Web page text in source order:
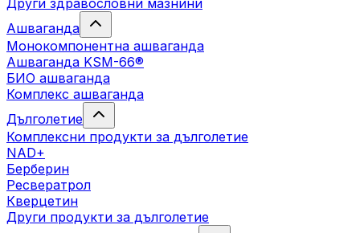
Други здравословни мазнини
Ашваганда
Монокомпонентна ашваганда
Ашваганда KSM-66®
БИО ашваганда
Комплекс ашваганда
Дълголетие
Комплексни продукти за дълголетие
NAD+
Берберин
Ресвератрол
Кверцетин
Други продукти за дълголетие